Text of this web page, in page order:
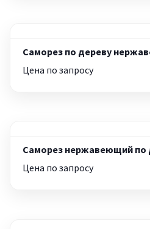
Саморез по дереву
Цена по запросу
Саморез нержавеющий по
Цена по запросу